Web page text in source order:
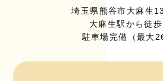
埼玉県熊谷市大麻生
大麻生駅から徒
駐車場完備（最大